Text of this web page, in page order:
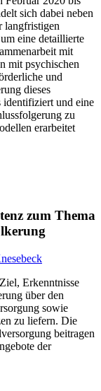
sich dabei neben
langfristigen
eine detaillierte
mit
mit psychischen
und
dieses
identifiziert und eine
zu
erarbeitet
zum Thema
Erkenntnisse
über den
sowie
zu liefern. Die
beitragen
der